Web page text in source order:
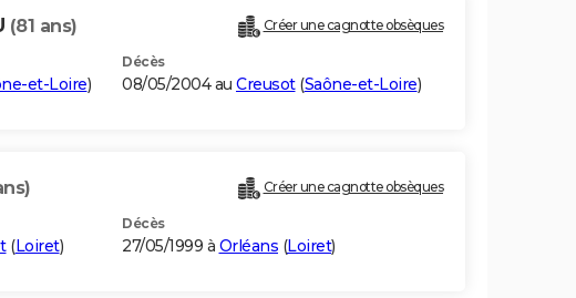
(81 ans) Créer une cagnotte obsèques
et-Loire)
Décès
08/05/2004 au Creusot(Saône-et-Loire)
Créer une cagnotte obsèques
(Loiret)
Décès
27/05/1999 à Orléans (Loiret)